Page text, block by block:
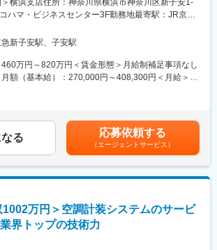
を社用車で回り、移動時間を含めても残業は1～2
生した場合は振替休日を取得。ごく稀にある夜間
勤務調整で対応しています。
強み
かせない設備を扱うため安定した需要があり、将来
門性を身につけながら働き続けたい方にぴったりの
社の定める業務
率75％！
ルギーで快適な環境を実現する技術／
や工場において、空調や生産ラインなど各種の設
を計測・監視・制御の手法によって自動コントロー
こと
化に必須の技術として注目され、最新のIoT・AI技術
会社の魅力／
体系！
員へ還元する経営方針の基、基本給の改定、賞与
ります。
ズビルの新製品を使いこなし、年々複雑化・大型化
ハマ・ビジネスセンター3F勤務地最寄駅：JR京浜
安駅受動喫煙対策：屋内全面禁煙変更の範囲：会社
（リモートワーク含む）
新子安駅、子安駅
460万円～820万円＜賃金形態＞月給制補足事項なし
月額（基本給）：270,000円～408,300円＜月給＞
■賞与：年2回（6月・12月※基本給の5ヶ月分）■モ
歳（560万円）、32歳（640万円）、37歳（720万
くまでも目安の金額であり、選考を通じて上下する
す。月給(月額)は固定手当を含めた表記です。
る 応募依頼する
（エージェントサービス）
1002万円＞空調計装システムのサービ
界トップの技術力